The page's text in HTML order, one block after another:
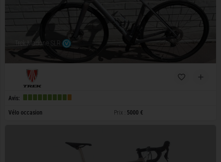
Trek Madone SLR
Avis:
Vélo occasion Prix : 5000 €